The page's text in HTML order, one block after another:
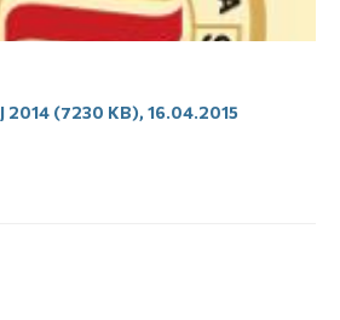
(7230 KB), 16.04.2015